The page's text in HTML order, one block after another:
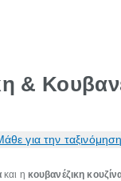
&
για την ταξινόμηση
και η κουβανέζικη